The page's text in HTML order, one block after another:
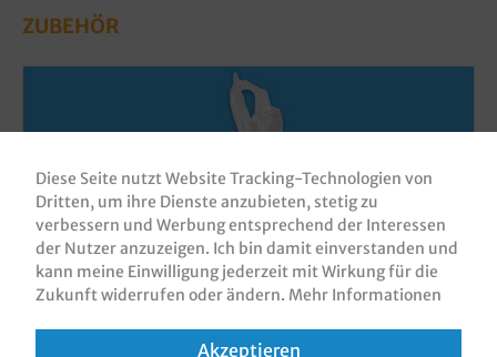
ZUBEHÖR
Knotenbeutel "für 3kg" ND 8my
transparent auf Rolle 5.000St.
Diese Seite nutzt Website Tracking-Technologien von
Dritten, um ihre Dienste anzubieten, stetig zu
verbessern und Werbung entsprechend der Interessen
der Nutzer anzuzeigen. Ich bin damit einverstanden und
kann meine Einwilligung jederzeit mit Wirkung für die
Zukunft widerrufen oder ändern. Mehr Informationen
Akzeptieren